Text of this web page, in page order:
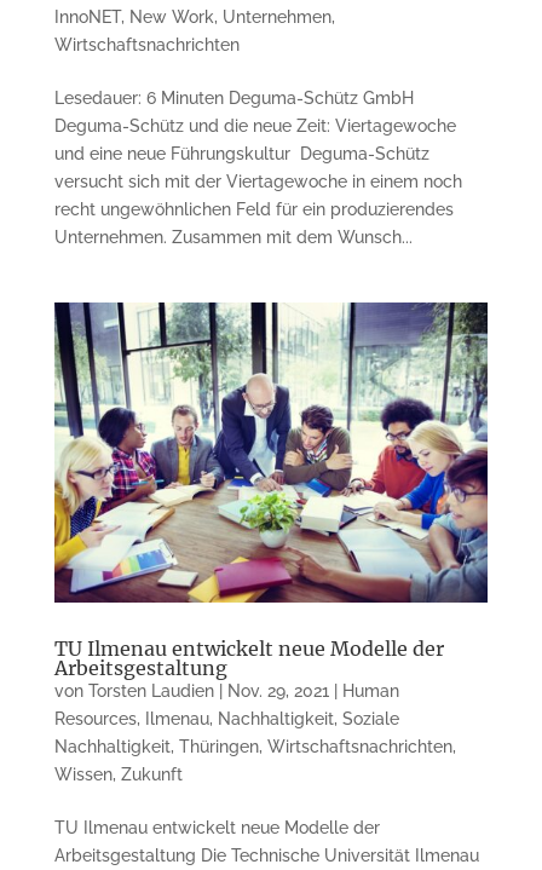
InnoNET, New Work, Unternehmen,
Wirtschaftsnachrichten
Lesedauer: 6 Minuten Deguma-Schütz GmbH
Deguma-Schütz und die neue Zeit: Viertagewoche
und eine neue Führungskultur Deguma-Schütz
versucht sich mit der Viertagewoche in einem noch
recht ungewöhnlichen Feld für ein produzierendes
Unternehmen. Zusammen mit dem Wunsch...
TU Ilmenau entwickelt neue Modelle der
Arbeitsgestaltung
von Torsten Laudien| Nov. 29, 2021
Human
Resources, Ilmenau, Nachhaltigkeit, Soziale
Nachhaltigkeit, Thüringen, Wirtschaftsnachrichten,
Wissen, Zukunft
TU Ilmenau entwickelt neue Modelle der
Arbeitsgestaltung Die Technische Universität Ilmenau